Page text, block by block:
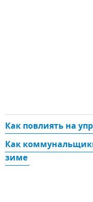
Как повлиять на
Как
зиме